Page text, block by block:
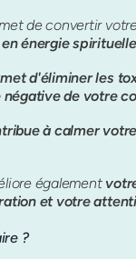
de convertir
énergie spirituelle
d'éliminer les
négative de votre
à calmer
également
et votre
?